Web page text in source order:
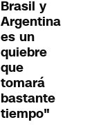
Brasil y
Argentina
es un
quiebre
que
tomará
bastante
tiempo"